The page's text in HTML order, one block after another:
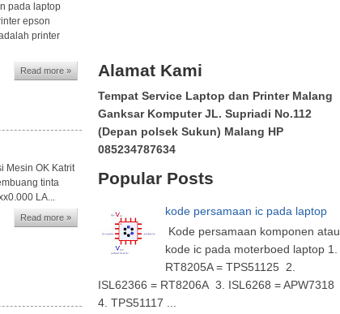
pada laptop
epson
printer
Read more »
Mesin OK Katrit
tinta
LA...
Read more »
Alamat Kami
Tempat Service Laptop dan Printer Malang
Ganksar Komputer JL. Supriadi No.112
(Depan polsek Sukun) Malang HP
085234787634
Popular Posts
kode persamaan ic pada laptop
Kode persamaan komponen atau
kode ic pada moterboed laptop 1.
RT8205A = TPS51125 2.
ISL62366 = RT8206A 3. ISL6268 = APW7318
4. TPS51117 ...